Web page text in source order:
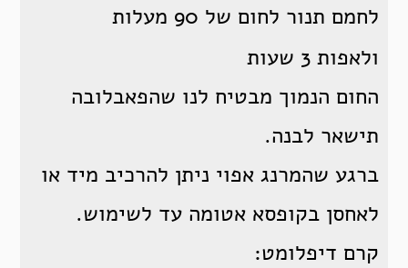
לחמם תנור לחום של 90 מעלות
ולאפות 3 שעות
החום הנמוך מבטיח לנו שהפאבלובה
תישאר לבנה.
ברגע שהמרנג אפוי ניתן להרכיב מיד או
לאחסן בקופסא אטומה עד לשימוש.
קרם דיפלומט: